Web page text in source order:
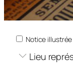
Notice
Lieu